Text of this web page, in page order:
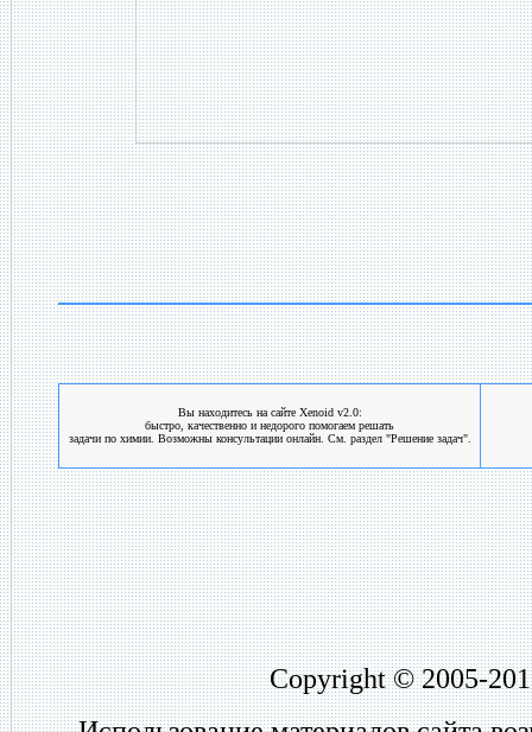
Вы находитесь на сайте Xenoid v2.0:
быстро, качественно и недорого помогаем решать
задачи по химии. Возможны консультации онлайн. См. раздел "Решение задач".
Copyright © 2005-